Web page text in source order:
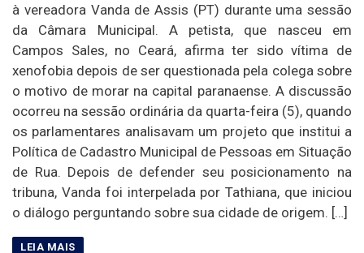
à vereadora Vanda de Assis (PT) durante uma sessão
da Câmara Municipal. A petista, que nasceu em
Campos Sales, no Ceará, afirma ter sido vítima de
xenofobia depois de ser questionada pela colega sobre
o motivo de morar na capital paranaense. A discussão
ocorreu na sessão ordinária da quarta-feira (5), quando
os parlamentares analisavam um projeto que institui a
Política de Cadastro Municipal de Pessoas em Situação
de Rua. Depois de defender seu posicionamento na
tribuna, Vanda foi interpelada por Tathiana, que iniciou
o diálogo perguntando sobre sua cidade de origem. […]